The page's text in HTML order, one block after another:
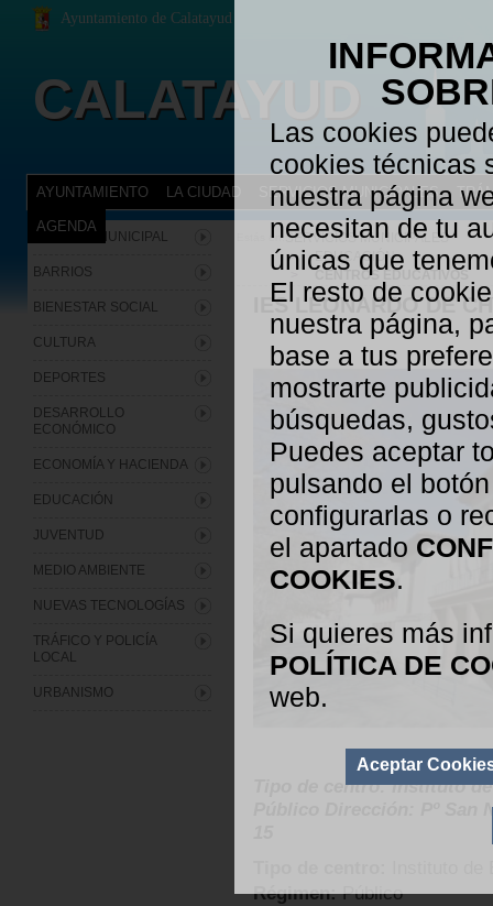
Las cookies
cookies técnicas
nuestra página
necesitan de tu
únicas que
El resto de
nuestra página,
base a tus
mostrarte
búsquedas,
Puedes aceptar
pulsando el
configurarlas o
el apartado
COOKIES.
Si quieres más
POLÍTICA DE
web.
Aceptar
13.12.2012
IES LEONARDO DE
Tipo de centro: Instituto
Público Dirección: Pº San
Régimen:Público
Estás en:SERVICIOS MUNICIPALES
>
EDUCACIÓN
CENTROS EDUCATIVOS
ARCHIVO MUNICIPAL
BARRIOS
BIENESTAR SOCIAL
CULTURA
DEPORTES
DESARROLLO
ECONÓMICO
ECONOMÍA Y HACIENDA
EDUCACIÓN
JUVENTUD
MEDIO AMBIENTE
NUEVAS TECNOLOGÍAS
TRÁFICO Y POLICÍA
LOCAL
URBANISMO
AYUNTAMIENTO LA CIUDAD SERVICIOS MUNICIPALES
AGENDA
Ayuntamiento de Calatayud
CALATAYUD